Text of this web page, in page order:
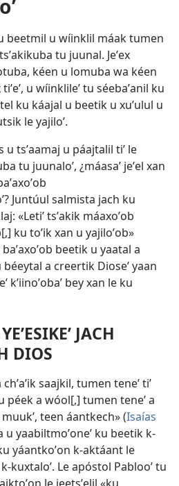
beetmil u wíinklil máak tumen
tu juunal. Jeʼex
kéen u lomuba wa kéen
u wíinklileʼ tu séebaʼanil ku
ku káajal u beetik u xuʼulul u
le yajiloʼ.
u tsʼaamaj u páajtalil tiʼ le
tu juunaloʼ, ¿máasaʼ jeʼel xan
Juntúul salmista jach ku
«Letiʼ tsʼakik máaxoʼob
ku toʼik xan u yajiloʼob»
beetik u yaatal a
béeytal a creertik Dioseʼ yaan
kʼiinoʼobaʼ bey xan le ku
JACH
DIOS
chʼaʼik saajkil, tumen teneʼ tiʼ
péek a wóol[,] tumen teneʼ a
teen áantkech» (Isaías
u yaabiltmoʼoneʼ ku beetik k-
yáantkoʼon k-aktáant le
kuxtaloʼ. Le apóstol Pablooʼ tu